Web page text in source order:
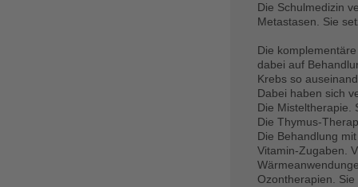
Die Schulmedizin
Metastasen. Sie
Die
dabei auf
Krebs so
Dabei haben sich
Die Misteltherapie.
Die Thymus-
Die Behandlung
Vitamin-Zugaben.
Ozontherapien.